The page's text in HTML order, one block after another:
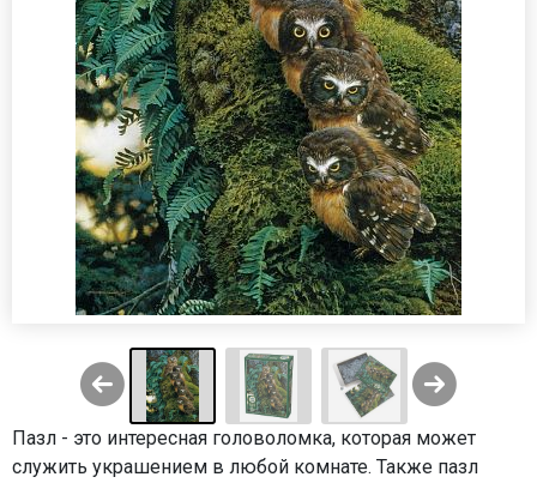
Пазл - это интересная головоломка, которая может
служить украшением в любой комнате. Также пазл